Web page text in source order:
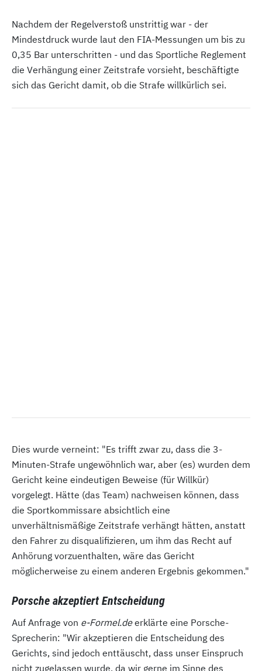
Nachdem der Regelverstoß unstrittig war - der
Mindestdruck wurde laut den FIA-Messungen um bis zu
0,35 Bar unterschritten - und das Sportliche Reglement
die Verhängung einer Zeitstrafe vorsieht, beschäftigte
sich das Gericht damit, ob die Strafe willkürlich sei.
Dies wurde verneint: "Es trifft zwar zu, dass die 3-
Minuten-Strafe ungewöhnlich war, aber (es) wurden dem
Gericht keine eindeutigen Beweise (für Willkür)
vorgelegt. Hätte (das Team) nachweisen können, dass
die Sportkommissare absichtlich eine
unverhältnismäßige Zeitstrafe verhängt hätten, anstatt
den Fahrer zu disqualifizieren, um ihm das Recht auf
Anhörung vorzuenthalten, wäre das Gericht
möglicherweise zu einem anderen Ergebnis gekommen."
Porsche akzeptiert Entscheidung
Auf Anfrage von e-Formel.deerklärte eine Porsche-
Sprecherin: "Wir akzeptieren die Entscheidung des
Gerichts, sind jedoch enttäuscht, dass unser Einspruch
nicht zugelassen wurde, da wir gerne im Sinne des